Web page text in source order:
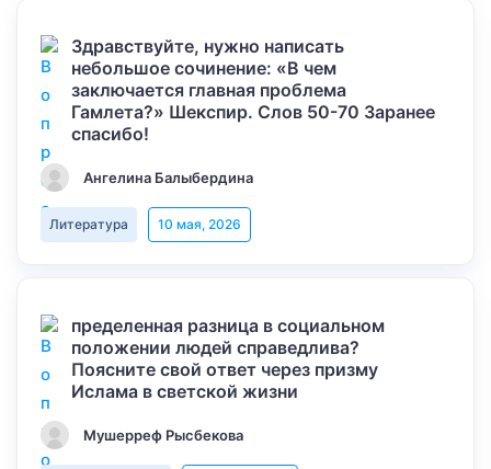
Здравствуйте, нужно написать
небольшое сочинение: «В чем
заключается главная проблема
Гамлета?» Шекспир. Слов 50-70 Заранее
спасибо!
Ангелина Балыбердина
Литература 10 мая, 2026
пределенная разница в социальном
положении людей справедлива?
Поясните свой ответ через призму
Ислама в светской жизни
Мушерреф Рысбекова